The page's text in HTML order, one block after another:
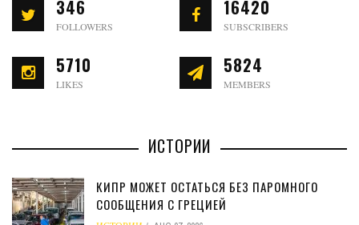
346
FOLLOWERS
16420
SUBSCRIBERS
5710
LIKES
5824
MEMBERS
ИСТОРИИ
КИПР МОЖЕТ ОСТАТЬСЯ БЕЗ ПАРОМНОГО
СООБЩЕНИЯ С ГРЕЦИЕЙ